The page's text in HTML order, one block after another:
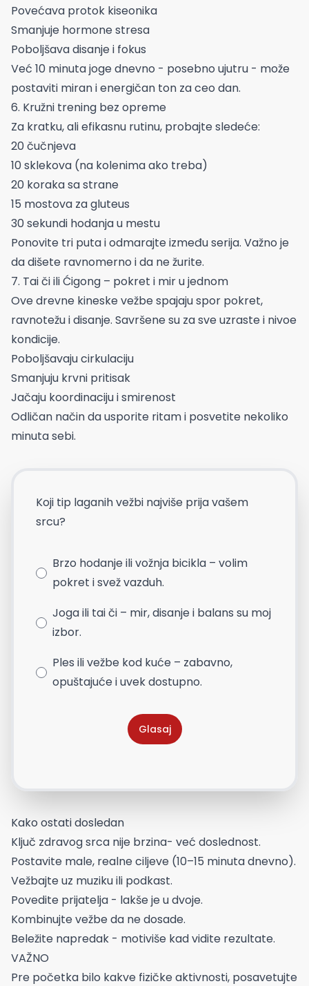
Povećava protok kiseonika
Smanjuje hormone stresa
Poboljšava disanje i fokus
Već 10 minuta joge dnevno - posebno ujutru - može
postaviti miran i energičan ton za ceo dan.
6. Kružni trening bez opreme
Za kratku, ali efikasnu rutinu, probajte sledeće:
20 čučnjeva
10 sklekova (na kolenima ako treba)
20 koraka sa strane
15 mostova za gluteus
30 sekundi hodanja u mestu
Ponovite tri puta i odmarajte između serija. Važno je
da dišete ravnomerno i da ne žurite.
7. Tai či ili Ćigong – pokret i mir u jednom
Ove drevne kineske vežbe spajaju spor pokret,
ravnotežu i disanje. Savršene su za sve uzraste i nivoe
kondicije.
Poboljšavaju cirkulaciju
Smanjuju krvni pritisak
Jačaju koordinaciju i smirenost
Odličan način da usporite ritam i posvetite nekoliko
minuta sebi.
Koji tip laganih vežbi najviše prija vašem
srcu?
Brzo hodanje ili vožnja bicikla – volim
pokret i svež vazduh.
Joga ili tai či – mir, disanje i balans su moj
izbor.
Ples ili vežbe kod kuće – zabavno,
opuštajuće i uvek dostupno.
Glasaj
Kako ostati dosledan
Ključ zdravog srca nije brzina- već doslednost.
Postavite male, realne ciljeve (10–15 minuta dnevno).
Vežbajte uz muziku ili podkast.
Povedite prijatelja - lakše je u dvoje.
Kombinujte vežbe da ne dosade.
Beležite napredak - motiviše kad vidite rezultate.
VAŽNO
Pre početka bilo kakve fizičke aktivnosti, posavetujte